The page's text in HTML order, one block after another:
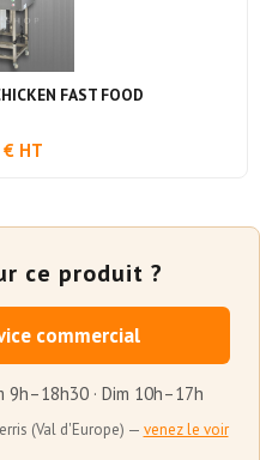
FAST FOOD
HT
ce produit ?
commercial
9h–18h30 · Dim 10h–17h
(Val d'Europe) — venez le voir